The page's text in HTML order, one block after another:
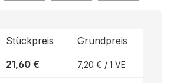
Stückpreis Grundpreis
21,60 € 7,20 € / 1 VE